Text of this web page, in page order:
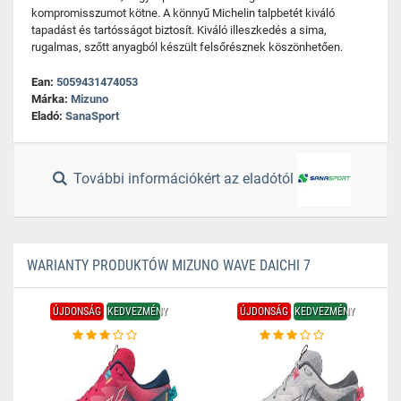
kompromisszumot kötne. A könnyű Michelin talpbetét kiváló
tapadást és tartósságot biztosít. Kiváló illeszkedés a sima,
rugalmas, szőtt anyagból készült felsőrésznek köszönhetően.
Ean: 5059431474053
Márka: Mizuno
Eladó: SanaSport
További információkért az eladótól
WARIANTY PRODUKTÓW MIZUNO WAVE DAICHI 7
ÚJDONSÁG KEDVEZMÉNY ÚJDONSÁG KEDVEZMÉNY